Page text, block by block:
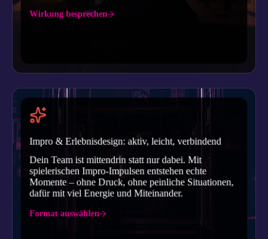
Wirkung besprechen
Impro & Erlebnisdesign: aktiv, leicht, verbindend
Dein Team ist mittendrin statt nur dabei. Mit
spielerischen Impro-Impulsen entstehen echte
Momente – ohne Druck, ohne peinliche Situationen,
dafür mit viel Energie und Miteinander.
Format auswählen